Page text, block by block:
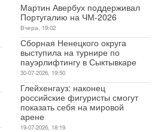
Мартин Авербух поддерживал
Португалию на ЧМ-2026
Вчера, 19:02
Сборная Ненецкого округа
выступила на турнире по
пауэрлифтингу в Сыктывкаре
30-07-2026, 19:50
Глейхенгауз: наконец
российские фигуристы смогут
показать себя на мировой
арене
19-07-2026, 18:19